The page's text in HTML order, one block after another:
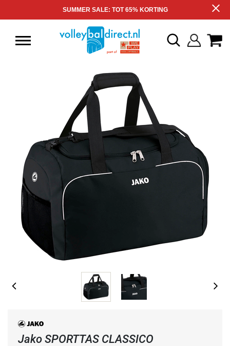
SUMMER SALE: TOT 65% KORTING
Jako SPORTTAS CLASSICO